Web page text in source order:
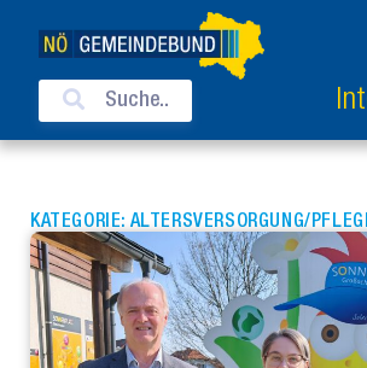
KATEGORIE: ALTERSVERSORGUNG/